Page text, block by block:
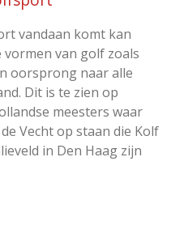
vandaan komt kan
van golf zoals
oorsprong naar alle
Dit is te zien op
meesters waar
Vecht op staan die Kolf
in Den Haag zijn